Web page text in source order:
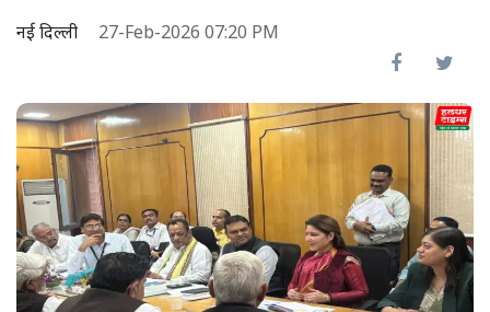
नई दिल्ली 27-Feb-2026 07:20 PM